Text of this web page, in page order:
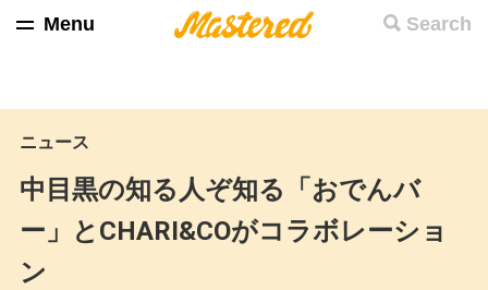
Search
Menu
ニュース
中目黒の知る人ぞ知る「おでんバ
ー」とCHARI&COがコラボレーショ
ン